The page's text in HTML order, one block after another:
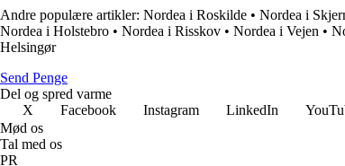
Andre populære artikler: Nordea i Roskilde • Nordea i
Nordea i Holstebro • Nordea i Risskov • Nordea i Vejen •
Helsingør
Send Penge
Del og spred varme
X
Facebook Instagram LinkedIn
Mød os
Tal med os
PR